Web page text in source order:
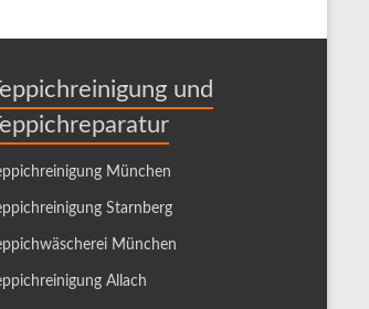
und
München
Starnberg
München
Allach